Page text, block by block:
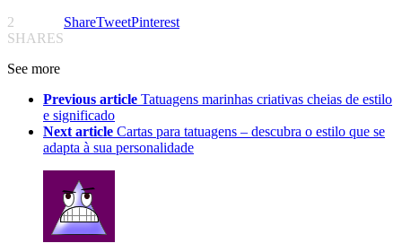
2
SHARES
ShareTweetPinterest
See more
Previous article Tatuagens marinhas criativas cheias de estilo
e significado
Next article Cartas para tatuagens – descubra o estilo que se
adapta à sua personalidade